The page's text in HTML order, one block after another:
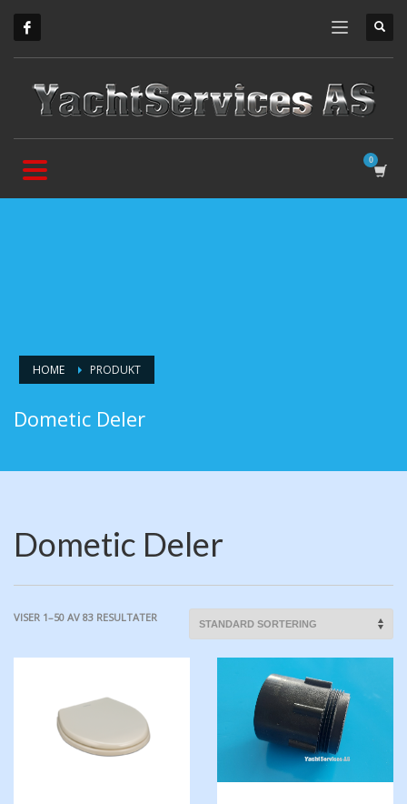
HOME PRODUKT
Dometic Deler
Dometic Deler
VISER 1–50 AV 83 RESULTATER